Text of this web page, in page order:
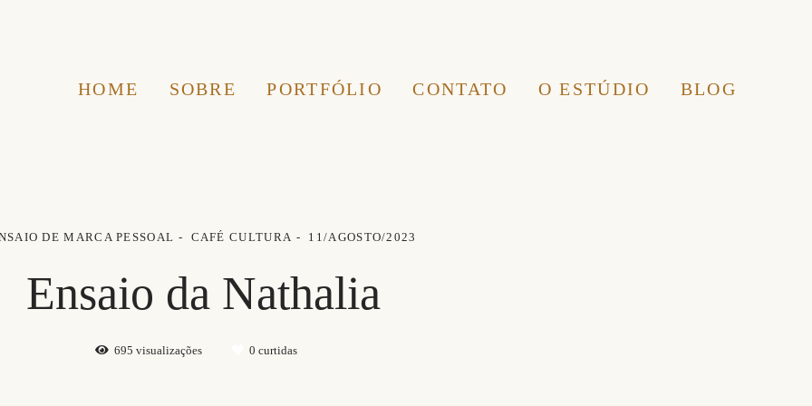
HOME SOBRE PORTFÓLIO CONTATO O ESTÚDIO BLOG
DE MARCA PESSOAL CAFÉ CULTURA 11/AGOSTO/2023
Ensaio da Nathalia
695 visualizações 0 curtidas